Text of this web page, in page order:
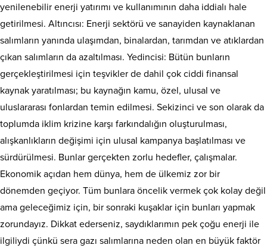
yenilenebilir enerji yatırımı ve kullanımının daha iddialı hale
getirilmesi. Altıncısı: Enerji sektörü ve sanayiden kaynaklanan
salımların yanında ulaşımdan, binalardan, tarımdan ve atıklardan
çıkan salımların da azaltılması. Yedincisi: Bütün bunların
gerçekleştirilmesi için teşvikler de dahil çok ciddi finansal
kaynak yaratılması; bu kaynağın kamu, özel, ulusal ve
uluslararası fonlardan temin edilmesi. Sekizinci ve son olarak da
toplumda iklim krizine karşı farkındalığın oluşturulması,
alışkanlıkların değişimi için ulusal kampanya başlatılması ve
sürdürülmesi. Bunlar gerçekten zorlu hedefler, çalışmalar.
Ekonomik açıdan hem dünya, hem de ülkemiz zor bir
dönemden geçiyor. Tüm bunlara öncelik vermek çok kolay değil
ama geleceğimiz için, bir sonraki kuşaklar için bunları yapmak
zorundayız. Dikkat ederseniz, saydıklarımın pek çoğu enerji ile
ilgiliydi çünkü sera gazı salımlarına neden olan en büyük faktör